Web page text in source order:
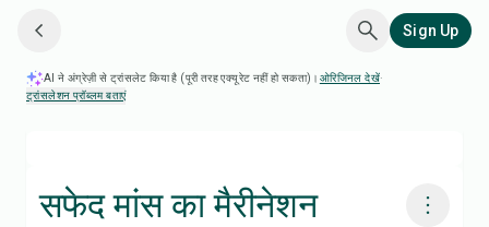
Sign Up
AI ने अंग्रेज़ी से ट्रांसलेट किया है (पूरी तरह एक्यूरेट नहीं हो सकता)। ओरिजिनल देखें·
ट्रांसलेशन प्रॉब्लम बताएं
सफेद मांस का मैरीनेशन